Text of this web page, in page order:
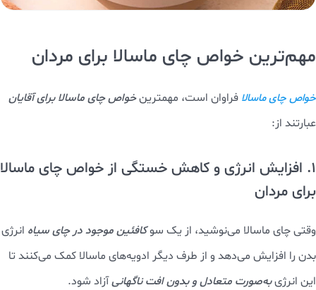
مهم‌ترین خواص چای ماسالا برای مردان
خواص چای ماسالا فراوان است، مهمترینخواص چای ماسالا برای آقایان
عبارتند از:
1. افزایش انرژی و کاهش خستگی از خواص چای ماسالا
برای مردان
وقتی چای ماسالا می‌نوشید، از یک سوکافئین موجود در چای سیاه انرژی
بدن را افزایش می‌دهد و از طرف دیگر ادویه‌های ماسالا کمک می‌کنند تا
این انرژیبه‌صورت متعادل و بدون افت ناگهانیآزاد شود.